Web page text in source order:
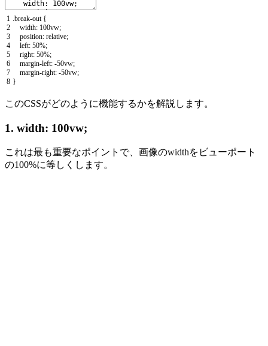
1
2
3
4
5
6
7
8
.break-out {
width: 100vw;
position: relative;
left: 50%;
right: 50%;
margin-left: -50vw;
margin-right: -50vw;
}
このCSSがどのように機能するかを解説します。
1. width: 100vw;
これは最も重要なポイントで、画像のwidthをビューポート
の100%に等しくします。